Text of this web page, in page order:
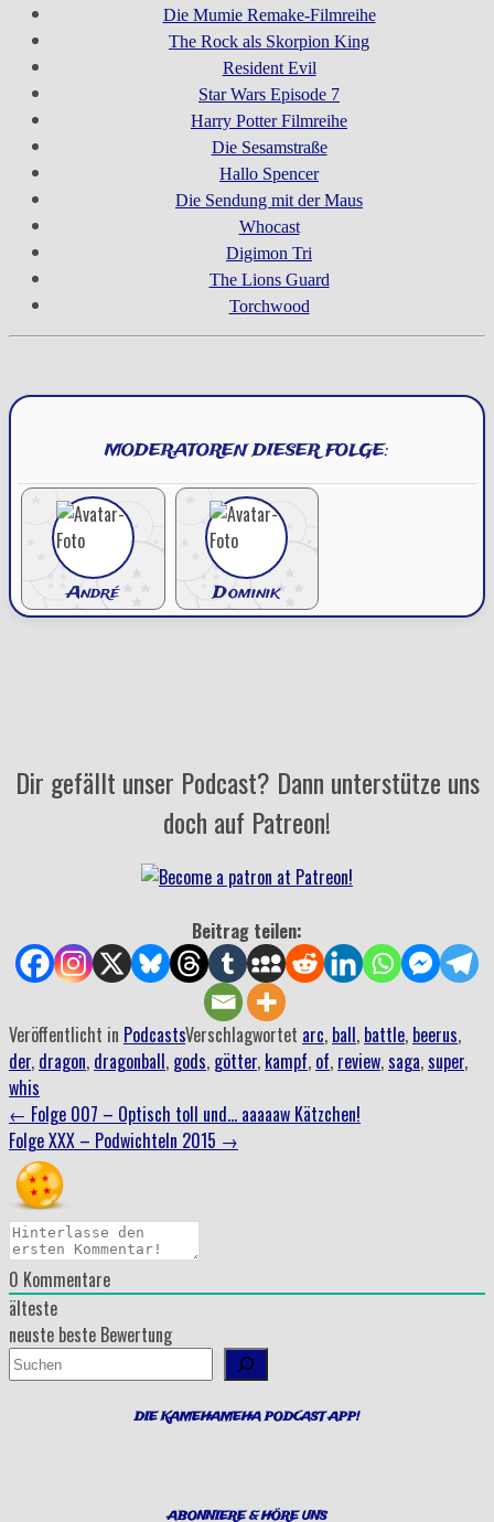
Die Mumie Remake-Filmreihe
The Rock als Skorpion King
Resident Evil
Star Wars Episode 7
Harry Potter Filmreihe
Die Sesamstraße
Hallo Spencer
Die Sendung mit der Maus
Whocast
Digimon Tri
The Lions Guard
Torchwood
MODERATOREN DIESER FOLGE:
André Dominik
Dir gefällt unser Podcast? Dann unterstütze uns
doch auf Patreon!
Beitrag teilen:
Veröffentlicht in PodcastsVerschlagwortet arc, ball, battle, beerus,
der, dragon, dragonball, gods, götter, kampf, of, review,saga,super,
whis
Beitrag
Navigation
← Folge 007 – Optisch toll und… aaaaaw Kätzchen!
Folge XXX – Podwichteln 2015 →
0 Kommentare
älteste
neuste beste Bewertung
Suchen
DIE KAMEHAMEHA PODCAST APP!
ABONNIERE & HÖRE UNS